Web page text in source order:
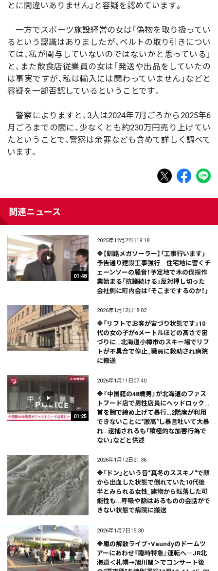
とに間違いありません」と容疑を認めています。
一方でスポーツ施設経営の女は「偽物を取り扱ってい
るという認識はありましたが、ベルトの取り引きについ
ては、私が関与していないのではないかと思っている」
と、また飲食店従業員の女は「発送や出品をしていたの
は事実ですが、私は輸入には関わっていません」などと
容疑を一部否認しているということです。
警察によりますと、3人は2024年7月ごろから2025年6
月ごろまでの間に、少なくとも約230万円売り上げてい
たということで、警察は余罪なども含めて詳しく調べて
います。
関連ニュース
01:48
2025年12月22日19:18
🔷【釧路メガソーラー】「工事行います」
予告通り建設工事強行＿住宅地に響くチ
ェーンソーの騒音！予定地で木の伐採作
業始まる「抗議続ける」反対押し切った
会社側に町内会は「そこまでするのか！」
2026年1月12日18:02
🔷「リフトでお客が宙づり状態です」10
代の女の子が6メートルほどの高さで宙
づりに…北海道小樽市のスキー場でリフ
トが不具合で停止_職員に救助され病院
に搬送
01:25
2026年1月11日07:40
🔷『中国籍の48歳男』が北海道のファス
トフード店で男性店員にヘッドロック…
首を腕で締め上げて暴行…2階席が利用
できないことに"激高"し暴言吐いて大暴
れ…逮捕されるも「積極的な加害行為で
ない」などと供述
2026年1月12日21:36
🔷「ドン」という音“真冬のススキノ”で顔
から出血した状態で倒れていた10代後
半とみられる女性_建物から転落した可
能性も...呼吸や脈はあるものの会話がで
きない状態で病院に搬送
2026年1月7日15:30
🔷嵐の解散ライブ・Vaundyのドームツ
アーにあわせ『臨時特急』運転へ―JR北
海道＜札幌→旭川間＞でコンサート後